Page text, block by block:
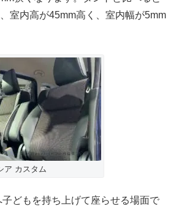
室内高が45mm高く、室内幅が5mm
ア カスタム
どもを持ち上げて座らせる場面で